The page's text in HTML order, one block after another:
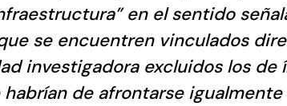
en el sentido
se encuentren vinculados
investigadora excluidos los de
habrían de afrontarse